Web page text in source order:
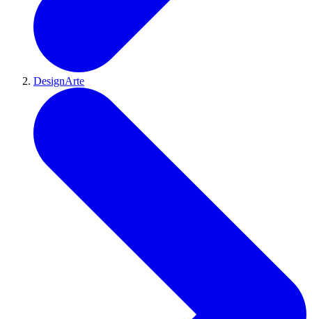
DesignArte